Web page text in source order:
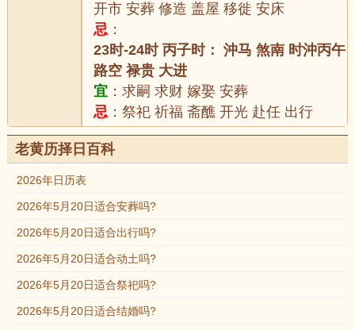
开市 安葬 修造 盖屋 移徙 安床
忌 ：
23时-24时 丙子时： 沖马 煞南 时沖丙午
路空 禄贵 大进
宜 ：求嗣 求财 嫁娶 安葬
忌 ：祭祀 祈福 斋醮 开光 赴任 出行
老黄历择日百科
2026年日历表
2026年5月20日适合安葬吗?
2026年5月20日适合出行吗?
2026年5月20日适合动土吗?
2026年5月20日适合祭祀吗?
2026年5月20日适合结婚吗?